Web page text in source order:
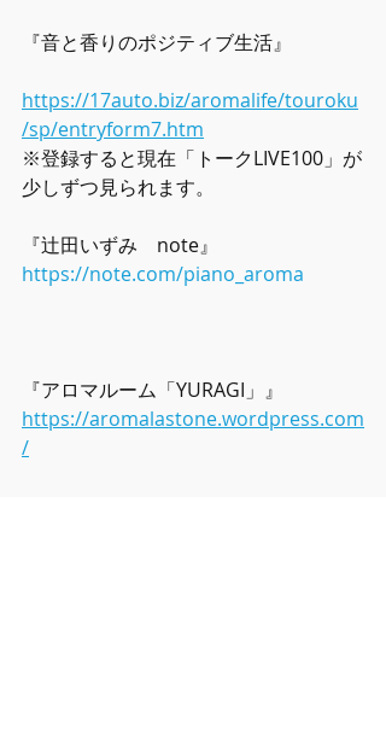
『音と香りのポジティブ生活』
https://17auto.biz/aromalife/touroku
/sp/entryform7.htm
※登録すると現在「トークLIVE100」が
少しずつ見られます。
『辻田いずみ　note』
https://note.com/piano_aroma
『アロマルーム「YURAGI」』
https://aromalastone.wordpress.com
/